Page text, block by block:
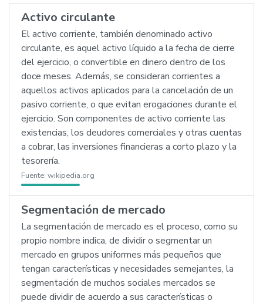
Activo circulante
El activo corriente, también denominado activo
circulante, es aquel activo líquido a la fecha de cierre
del ejercicio, o convertible en dinero dentro de los
doce meses. Además, se consideran corrientes a
aquellos activos aplicados para la cancelación de un
pasivo corriente, o que evitan erogaciones durante el
ejercicio. Son componentes de activo corriente las
existencias, los deudores comerciales y otras cuentas
a cobrar, las inversiones financieras a corto plazo y la
tesorería.
Fuente: wikipedia.org
Segmentación de mercado
La segmentación de mercado es el proceso, como su
propio nombre indica, de dividir o segmentar un
mercado en grupos uniformes más pequeños que
tengan características y necesidades semejantes, la
segmentación de muchos sociales mercados se
puede dividir de acuerdo a sus características o